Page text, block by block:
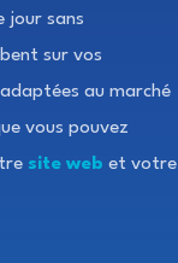
jour sans
sur vos
au marché
vous pouvez
site web et votre